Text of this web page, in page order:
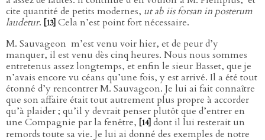
cite quantité de petits modernes, ut ab iis forsan in posterum
laudetur. [13] Cela n’est point fort nécessaire.
M. Sauvageon m’est venu voir hier, et de peur d’y
manquer, il est venu dès cinq heures. Nous nous sommes
entretenus assez longtemps, et enfin le sieur Basset, que je
n’avais encore vu céans qu’une fois, y est arrivé. Il a été tout
étonné d’y rencontrer M. Sauvageon. Je lui ai fait connaître
que son affaire était tout autrement plus propre à accorder
qu’à plaider ; qu’il y devrait penser plutôt que d’entrer en
une Compagnie par la fenêtre,
[14] dont il lui resterait un
remords toute sa vie. Je lui ai donné des exemples de notre